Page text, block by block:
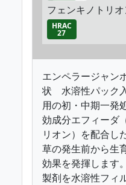
フェンキノトリ
HRAC
27
エンペラージャン
状 水溶性パック
用の初・中期一発
効成分エフィーダ
リオン）を配合し
草の発生前から生
効果を発揮します
製剤を水溶性フィ